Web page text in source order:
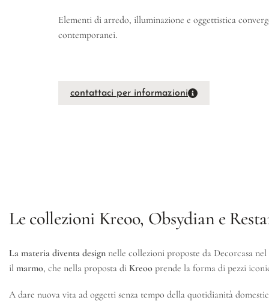
Elementi di arredo, illuminazione e oggettistica
contemporanei.
contattaci per informazioni
Le collezioni Kreoo, Obsydian e
La materia diventa design nelle collezioni proposte da Decorcasa
il marmo, che nella proposta di Kreoo prende la forma di pezzi
A dare nuova vita ad oggetti senza tempo della quotidianità